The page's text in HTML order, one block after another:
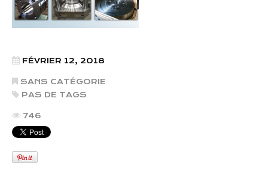
FÉVRIER 12, 2018
SANS CATÉGORIE
PAS DE TAGS
746